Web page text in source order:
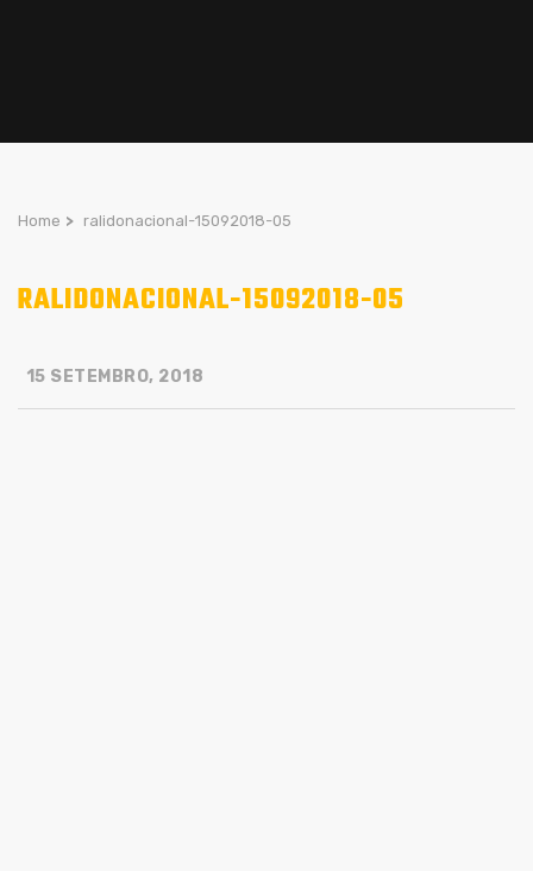
Home > ralidonacional-15092018-05
RALIDONACIONAL-15092018-05
15 SETEMBRO, 2018